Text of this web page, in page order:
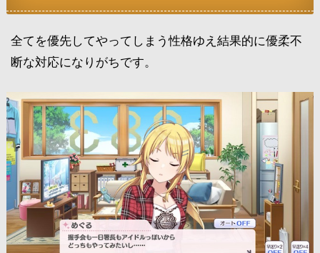
全てを優先してやってしまう性格ゆえ結果的に優柔不
断な対応になりがちです。